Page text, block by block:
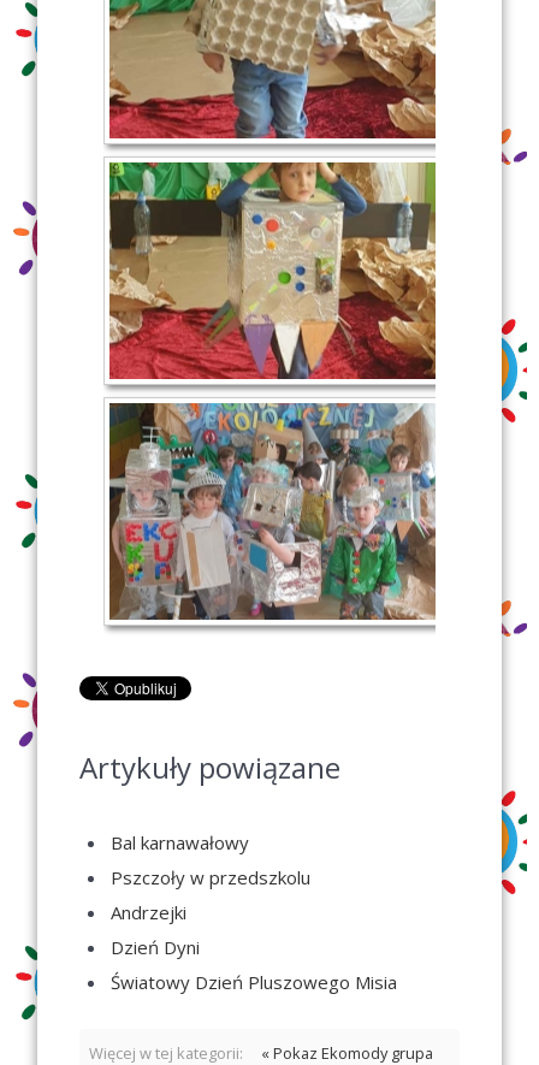
Artykuły powiązane
Bal karnawałowy
Pszczoły w przedszkolu
Andrzejki
Dzień Dyni
Światowy Dzień Pluszowego Misia
Więcej w tej kategorii:
« Pokaz Ekomody grupa